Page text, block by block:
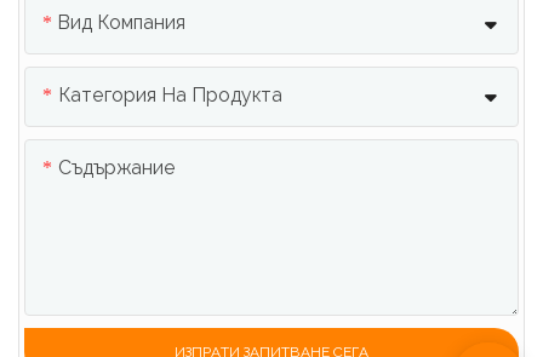
Вид Компания
Категория На Продукта
Съдържание
ИЗПРАТИ ЗАПИТВАНЕ СЕГА